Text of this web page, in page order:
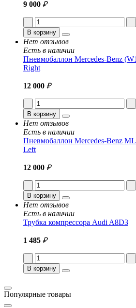
9 000 ₽
В корзину
Нет отзывов
Есть в наличии
Пневмобаллон Mercedes-Benz
Right
12 000 ₽
В корзину
Нет отзывов
Есть в наличии
Пневмобаллон Mercedes-Benz
Left
12 000 ₽
В корзину
Нет отзывов
Есть в наличии
Трубка компрессора Audi A8D3
1 485 ₽
В корзину
Популярные товары